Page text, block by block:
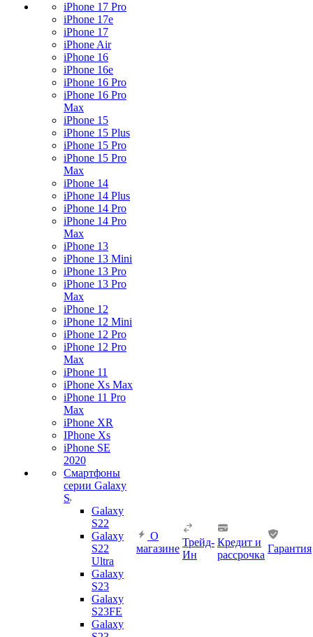
iPhone 17 Pro
iPhone 17e
iPhone 17
iPhone Air
iPhone 16
iPhone 16e
iPhone 16 Pro
iPhone 16 Pro
Max
iPhone 15
iPhone 15 Plus
iPhone 15 Pro
iPhone 15 Pro
Max
iPhone 14
iPhone 14 Plus
iPhone 14 Pro
iPhone 14 Pro
Max
iPhone 13
iPhone 13 Mini
iPhone 13 Pro
iPhone 13 Pro
Max
iPhone 12
iPhone 12 Mini
iPhone 12 Pro
iPhone 12 Pro
Max
iPhone 11
iPhone Xs Max
iPhone 11 Pro
Max
iPhone XR
IPhone Xs
iPhone SE
2020
Смартфоны
серии Galaxy
S
Galaxy
S22
Galaxy
S22
Ultra
Galaxy
S23
Galaxy
S23FE
Galaxy
О
магазине
Трейд-
Ин
Кредит и
рассрочка
Гарантия